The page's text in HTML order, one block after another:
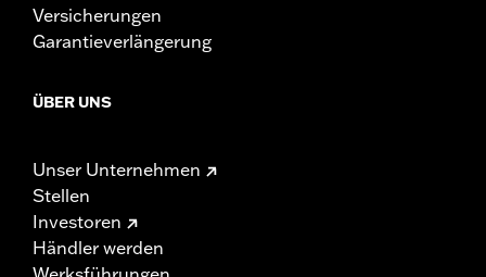
Versicherungen
Garantieverlängerung
ÜBER UNS
Unser Unternehmen
Stellen
Investoren
Händler werden